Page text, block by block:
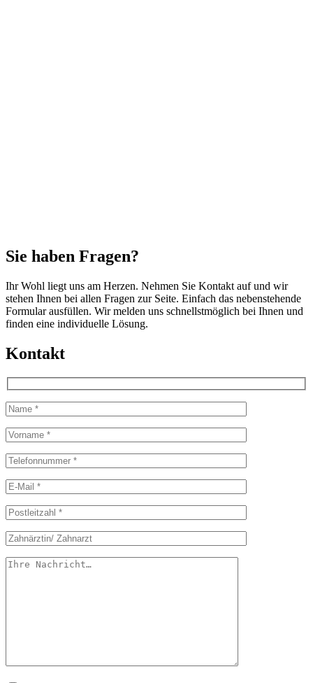
Sie haben Fragen?
Ihr Wohl liegt uns am Herzen. Nehmen Sie Kontakt auf und wir
stehen Ihnen bei allen Fragen zur Seite. Einfach das nebenstehende
Formular ausfüllen. Wir melden uns schnellstmöglich bei Ihnen und
finden eine individuelle Lösung.
Kontakt